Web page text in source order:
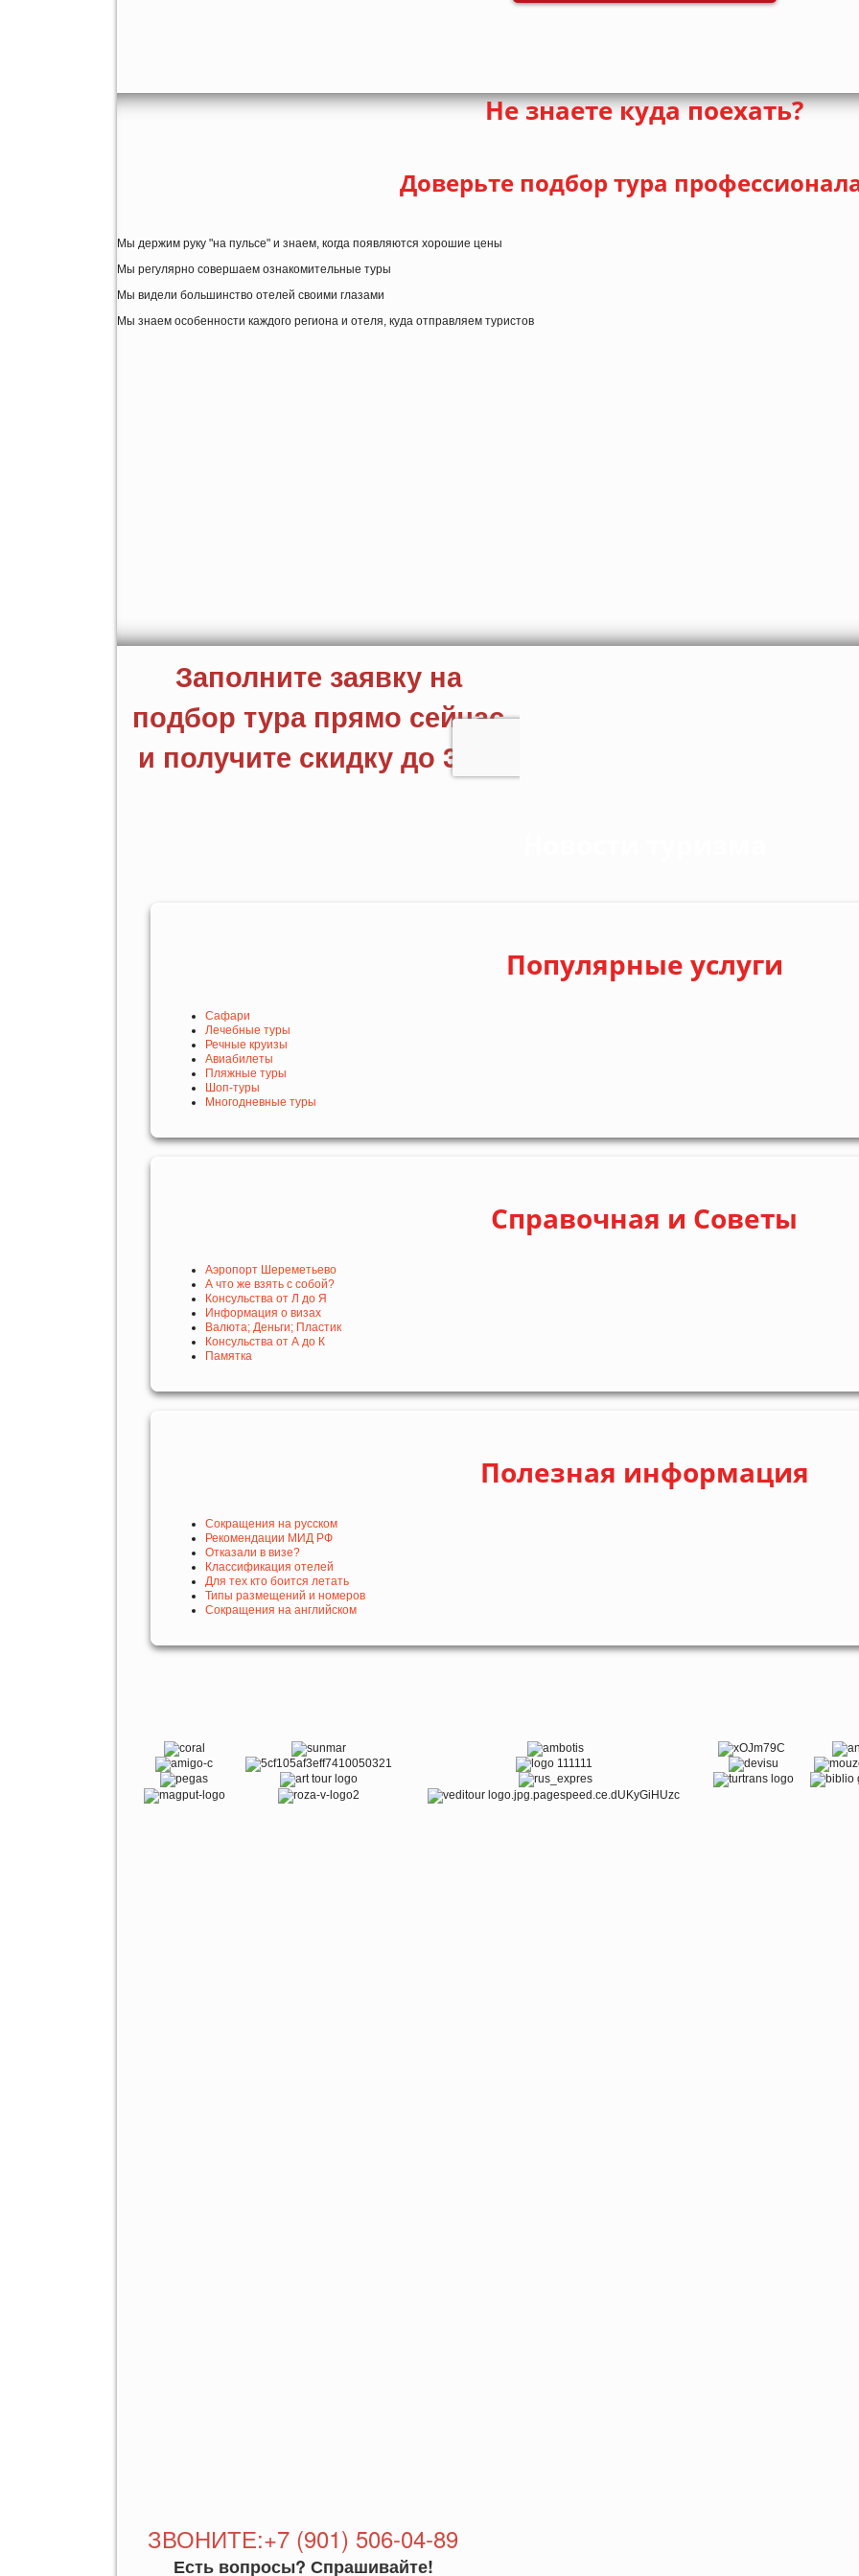
Не знаете куда поехать?
Доверьте подбор тура
Мы держим руку "на пульсе" и знаем, когда появляются хорошие цены
Мы регулярно совершаем ознакомительные туры
Мы видели большинство отелей своими глазами
Мы знаем особенности каждого региона и отеля, куда отправляем туристов
Популярные услуги
Сафари
Лечебные туры
Речные круизы
Авиабилеты
Пляжные туры
Шоп-туры
Многодневные туры
Справочная и Советы
Аэропорт Шереметьево
А что же взять с собой?
Консульства от Л до Я
Информация о визах
Валюта; Деньги; Пластик
Консульства от А до К
Памятка
Полезная информация
Сокращения на русском
Рекомендации МИД РФ
Отказали в визе?
Классификация отелей
Для тех кто боится летать
Типы размещений и номеров
Сокращения на английском